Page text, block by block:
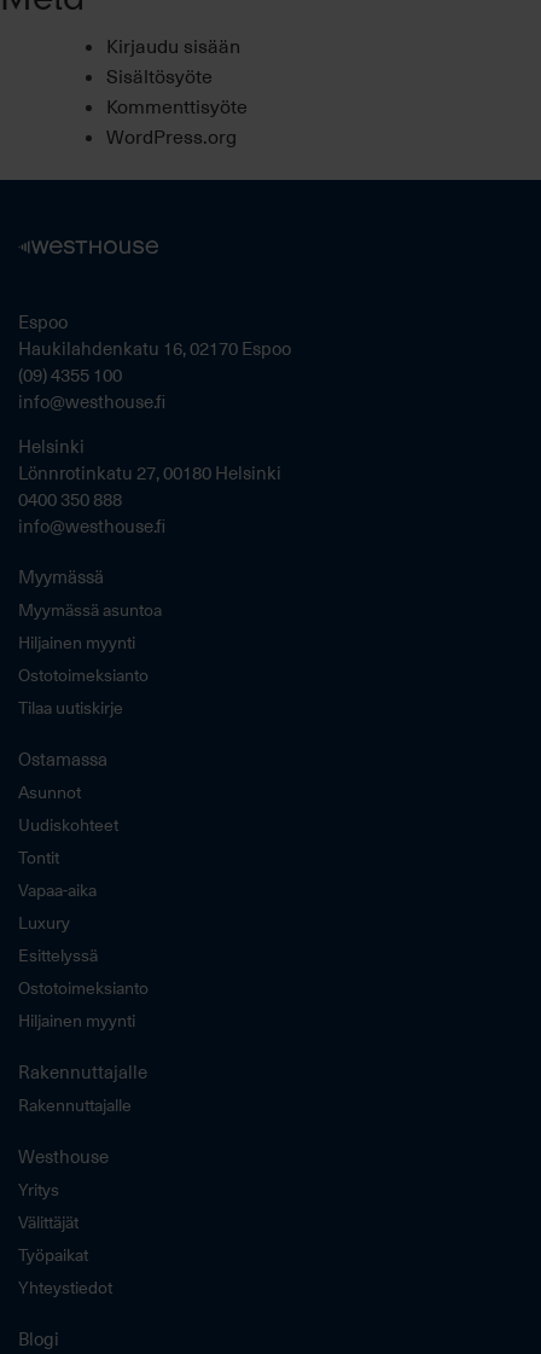
Kirjaudu sisään
Sisältösyöte
Kommenttisyöte
WordPress.org
Espoo
Haukilahdenkatu 16, 02170 Espoo
(09) 4355 100
info@westhouse.fi
Helsinki
Lönnrotinkatu 27, 00180 Helsinki
0400 350 888
info@westhouse.fi
Myymässä
Myymässä asuntoa
Hiljainen myynti
Ostotoimeksianto
Tilaa uutiskirje
Ostamassa
Asunnot
Uudiskohteet
Tontit
Vapaa-aika
Luxury
Esittelyssä
Ostotoimeksianto
Hiljainen myynti
Rakennuttajalle
Rakennuttajalle
Westhouse
Yritys
Välittäjät
Työpaikat
Yhteystiedot
Blogi